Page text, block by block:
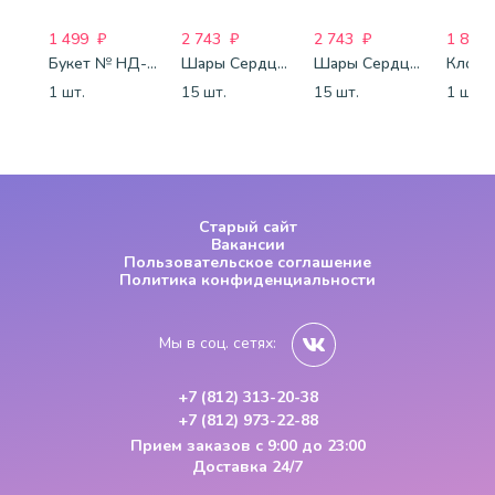
1 499 ₽
Букет № НД-77
1 шт.
2 743 ₽
Шары Сердца бело-розово-красные
15 шт.
2 743 ₽
Шары Сердца красные
15 шт.
1 800
1 шт.
Старый сайт
Вакансии
Пользовательское соглашение
Политика конфиденциальности
Мы в соц. сетях:
+7 (812) 313-20-38
+7 (812) 973-22-88
Прием заказов с 9:00 до 23:00
Доставка 24/7